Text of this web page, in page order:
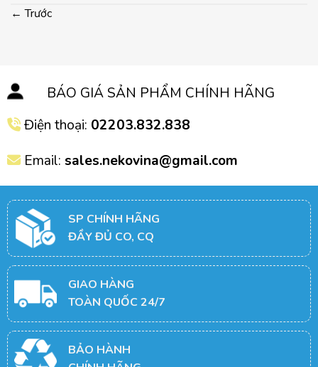
← Trước
BÁO GIÁ SẢN PHẨM CHÍNH HÃNG
Điện thoại: 02203.832.838
Email: sales.nekovina@gmail.com
SP CHÍNH HÃNG
ĐẦY ĐỦ CO, CQ
GIAO HÀNG
TOÀN QUỐC 24/7
BẢO HÀNH